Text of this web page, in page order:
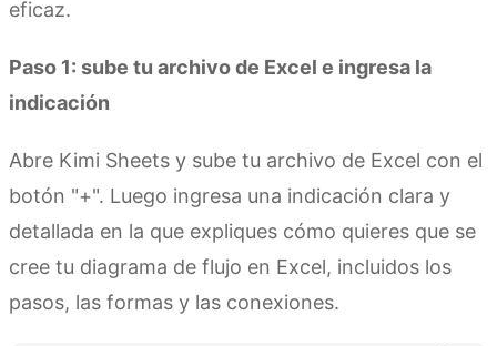
eficaz.
Paso 1: sube tu archivo de Excel e ingresa la
indicación
Abre Kimi Sheets y sube tu archivo de Excel con el
botón "+". Luego ingresa una indicación clara y
detallada en la que expliques cómo quieres que se
cree tu diagrama de flujo en Excel, incluidos los
pasos, las formas y las conexiones.